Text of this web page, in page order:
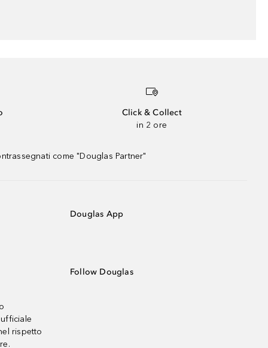
Click & Collect
in 2 ore
come "Douglas Partner"
rispetto
Douglas App
Follow Douglas